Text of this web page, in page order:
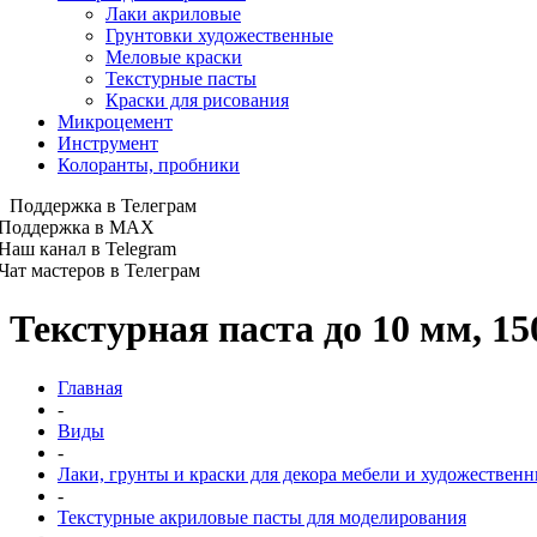
Лаки акриловые
Грунтовки художественные
Меловые краски
Текстурные пасты
Краски для рисования
Микроцемент
Инструмент
Колоранты, пробники
Поддержка в Телеграм
в MAX
канал в Telegram
мастеров в Телеграм
Текстурная паста до 10 мм,
Главная
-
Виды
-
Лаки, грунты и краски для декора мебели и
-
Текстурные акриловые пасты для моделирования